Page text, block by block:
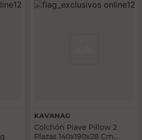
KAVANAG
Colchón Piave Pillow 2
Plazas 140x190x28 Cm